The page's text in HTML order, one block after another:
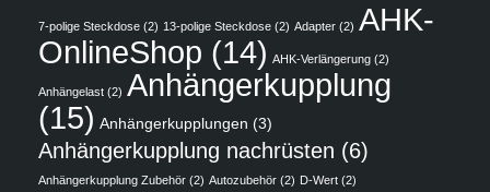
7-polige Steckdose (2) 13-polige Steckdose (2) Adapter (2) AHK-
OnlineShop (14) AHK-Verlängerung (2)
Anhängelast (2) Anhängerkupplung
(15) Anhängerkupplungen (3)
Anhängerkupplung nachrüsten (6)
Anhängerkupplung Zubehör (2) Autozubehör (2) D-Wert (2)